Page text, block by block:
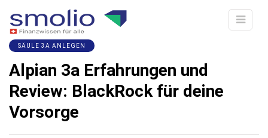
SÄULE 3A ANLEGEN
Alpian 3a Erfahrungen und
Review: BlackRock für deine
Vorsorge